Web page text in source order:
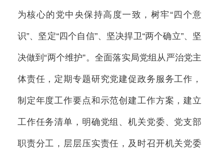
为核心的党中央保持高度一致，树牢“四个意
识”、坚定“四个自信”、坚决捍卫“两个确立”、坚
决做到“两个维护”。全面落实局党组从严治党主
体责任，定期专题研究党建促政务服务工作，
制定年度工作要点和示范创建工作方案，建立
工作任务清单，明确党组、机关党委、党支部
职责分工，层层压实责任，及时召开机关党委